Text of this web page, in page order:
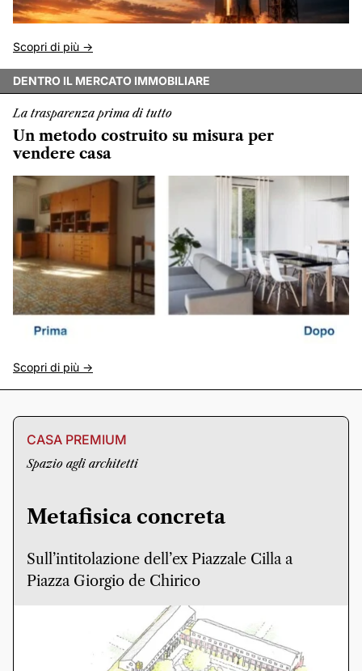
Scopri di più ->
DENTRO IL MERCATO IMMOBILIARE
La trasparenza prima di tutto
Un metodo costruito su misura per
vendere casa
Scopri di più ->
CASA PREMIUM
Spazio agli architetti
Metafisica concreta
Sull’intitolazione dell’ex Piazzale Cilla a
Piazza Giorgio de Chirico